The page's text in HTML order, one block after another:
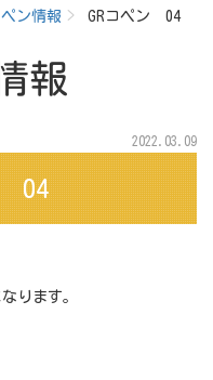
ペン情報 GRコペン 04
報
2022.03.09
04
ります。